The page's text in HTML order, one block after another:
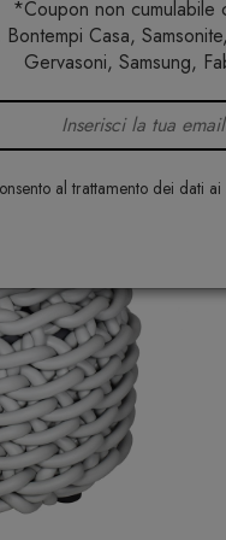
*Coupon non cumulabile
Bontempi Casa,
Gervasoni, Samsung,
al trattamento dei dati
Home Arredo interno